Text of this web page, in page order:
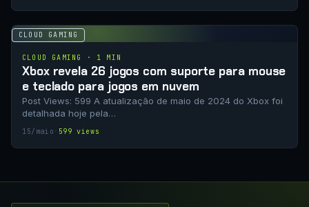
CLOUD GAMING
CLOUD GAMING · 1 MIN
Xbox revela 26 jogos com suporte para mouse
e teclado para jogos em nuvem
Post Views: 599 A atualização de maio de 2024 do Xbox foi
detalhada hoje pela…
15/maio · 599 views